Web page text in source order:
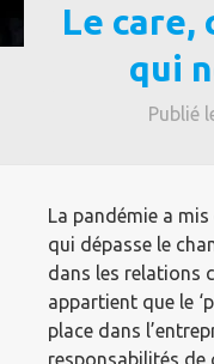
Le care,
qui
Publié
La pandémie a
qui dépasse le
dans les relations
appartient que le
place dans
responsabilités de